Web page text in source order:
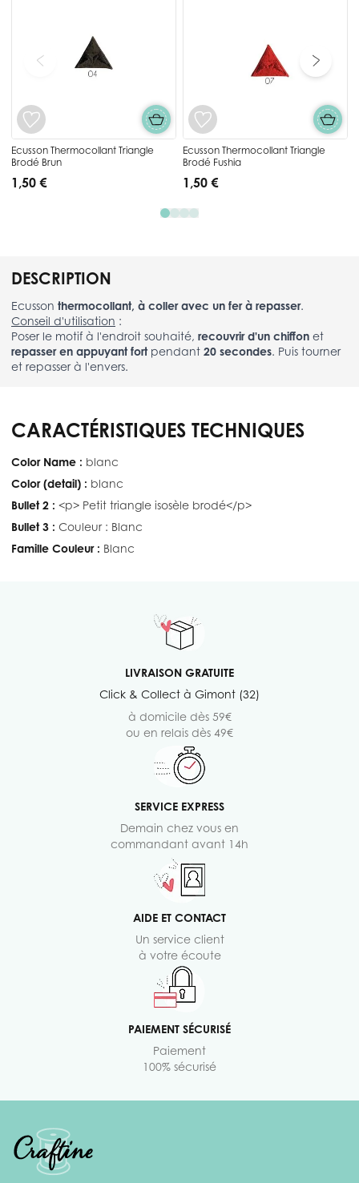
DESCRIPTION
Ecusson thermocollant, à coller avec un fer à repasser.
Conseil d'utilisation :
Poser le motif à l'endroit souhaité, recouvrir d'un chiffon et
repasser en appuyant fortpendant 20 secondes. Puis tourner
et repasser à l'envers.
Ecusson Thermocollant Triangle
Brodé Brun
1,50 €
Ecusson Thermocollant Triangle
Brodé Fushia
1,50 €
CARACTÉRISTIQUES TECHNIQUES
Color Name : blanc
Color (detail) : blanc
Bullet 2 : <p> Petit triangle isosèle brodé</p>
Bullet 3 : Couleur : Blanc
Famille Couleur : Blanc
LIVRAISON GRATUITE
Click & Collect à Gimont (32)
à domicile dès 59€
ou en relais dès 49€
SERVICE EXPRESS
Demain chez vous en
commandant avant 14h
AIDE ET CONTACT
Un service client
à votre écoute
PAIEMENT SÉCURISÉ
Paiement
100% sécurisé